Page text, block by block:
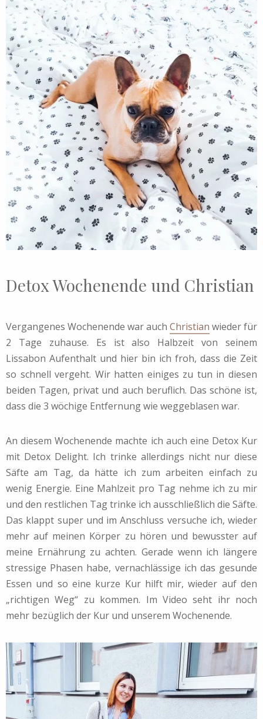
Detox Wochenende und Christian
Vergangenes Wochenende war auch Christian wieder für
2 Tage zuhause. Es ist also Halbzeit von seinem
Lissabon Aufenthalt und hier bin ich froh, dass die Zeit
so schnell vergeht. Wir hatten einiges zu tun in diesen
beiden Tagen, privat und auch beruflich. Das schöne ist,
dass die 3 wöchige Entfernung wie weggeblasen war.
An diesem Wochenende machte ich auch eine Detox Kur
mit Detox Delight. Ich trinke allerdings nicht nur diese
Säfte am Tag, da hätte ich zum arbeiten einfach zu
wenig Energie. Eine Mahlzeit pro Tag nehme ich zu mir
und den restlichen Tag trinke ich ausschließlich die Säfte.
Das klappt super und im Anschluss versuche ich, wieder
mehr auf meinen Körper zu hören und bewusster auf
meine Ernährung zu achten. Gerade wenn ich längere
stressige Phasen habe, vernachlässige ich das gesunde
Essen und so eine kurze Kur hilft mir, wieder auf den
„richtigen Weg“ zu kommen. Im Video seht ihr noch
mehr bezüglich der Kur und unserem Wochenende.